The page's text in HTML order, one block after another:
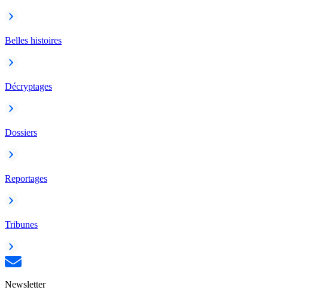
Belles histoires
Décryptages
Dossiers
Reportages
Tribunes
Newsletter